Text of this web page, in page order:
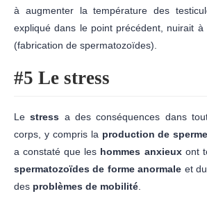
à augmenter la température des
expliqué dans le point précédent, nuirait à
(fabrication de spermatozoïdes).
#5 Le stress
Lestress a des conséquences dans
corps, y compris la production de
a constaté que les hommes anxieuxont
spermatozoïdes de forme anormale et
des problèmes de mobilité.